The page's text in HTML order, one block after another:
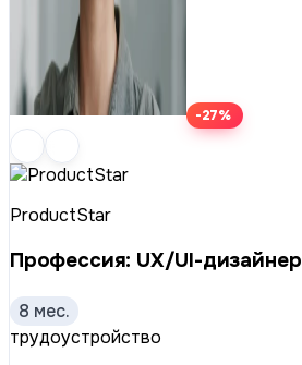
-27%
ProductStar
Профессия: UX/UI-дизайнер
8 мес.
трудоустройство